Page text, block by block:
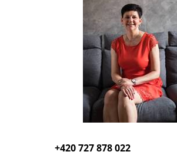
+420 727 878 022